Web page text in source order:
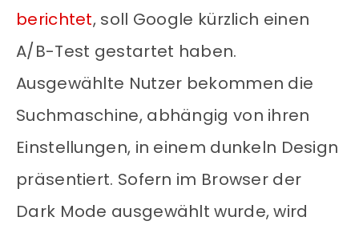
berichtet, soll Google kürzlich einen
A/B-Test gestartet haben.
Ausgewählte Nutzer bekommen die
Suchmaschine, abhängig von ihren
Einstellungen, in einem dunkeln Design
präsentiert. Sofern im Browser der
Dark Mode ausgewählt wurde, wird